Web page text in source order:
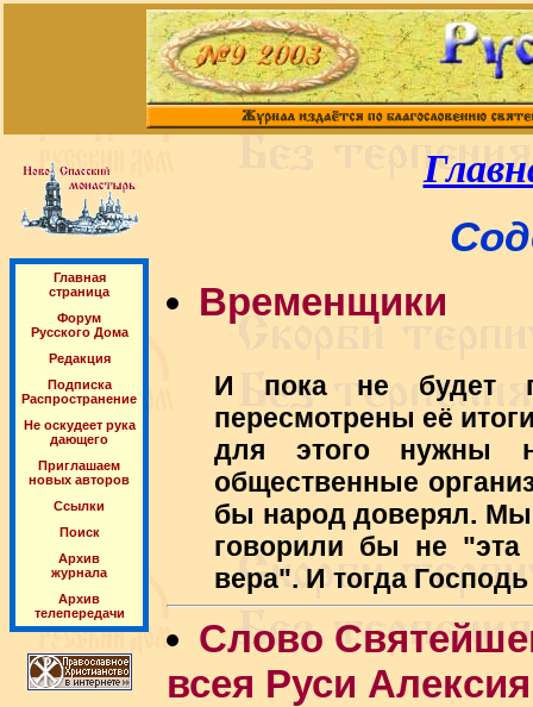
Главная
страница
Форум
Русского Дома
Редакция
Подписка
Распространение
Не оскудеет рука
дающего
Приглашаем
новых авторов
Ссылки
Поиск
Архив
журнала
Архив
телепередачи
Временщики
И пока не будет
пересмотрены её
для этого нужны
общественные
бы народ доверял.
говорили бы не
вера". И тогда
Слово
всея Руси